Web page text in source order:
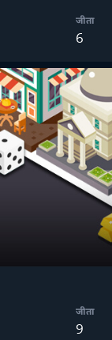
जीता
6
जीता
9